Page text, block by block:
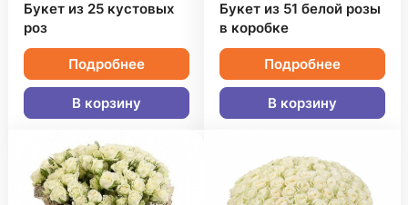
Букет из 25 кустовых
роз
Подробнее
В корзину
Букет из 51 белой розы
в коробке
Подробнее
В корзину